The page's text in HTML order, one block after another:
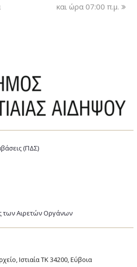
και ώρα 07:00 π.μ.
(ΠΔΣ)
των Αιρετών Οργάνων
Ιστιαία ΤΚ 34200, Εύβοια